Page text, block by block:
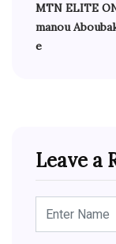
MTN ELITE
manou
e
Leave a